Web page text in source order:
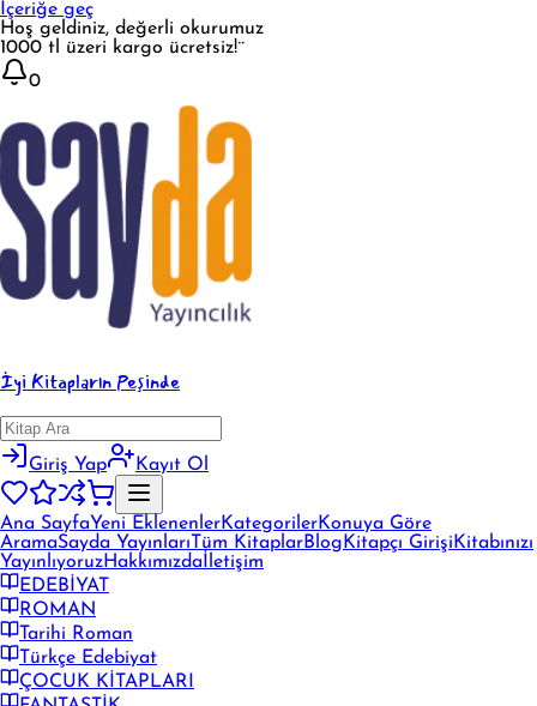
İçeriğe geç
Hoş geldiniz, değerli okurumuz
1000 tl üzeri kargo ücretsiz!¨
0
İyi Kitapların Peşinde
Giriş Yap Kayıt Ol
Ana SayfaYeni EklenenlerKategorilerKonuya Göre
AramaSayda Yayınları Tüm KitaplarBlog Kitapçı Girişi Kitabınızı
YayınlıyoruzHakkımızda İletişim
EDEBİYAT
ROMAN
Tarihi Roman
Türkçe Edebiyat
ÇOCUK KİTAPLARI